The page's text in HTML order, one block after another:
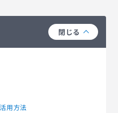
閉じる
用方法